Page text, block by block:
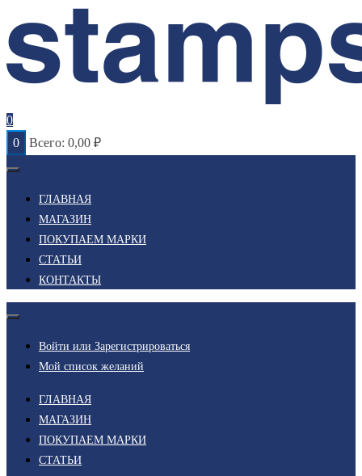
0
0
Всего: 0,00 ₽
ГЛАВНАЯ
МАГАЗИН
ПОКУПАЕМ МАРКИ
СТАТЬИ
КОНТАКТЫ
Войти или Зарегистрироваться
Мой список желаний
ГЛАВНАЯ
МАГАЗИН
ПОКУПАЕМ МАРКИ
СТАТЬИ